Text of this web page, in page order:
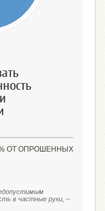
ОТ ОПРОШЕННЫХ
в частные руки, –